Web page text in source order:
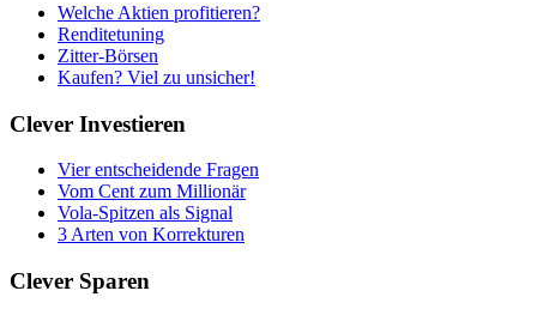
Welche Aktien profitieren?
Renditetuning
Zitter-Börsen
Kaufen? Viel zu unsicher!
Clever Investieren
Vier entscheidende Fragen
Vom Cent zum Millionär
Vola-Spitzen als Signal
3 Arten von Korrekturen
Clever Sparen